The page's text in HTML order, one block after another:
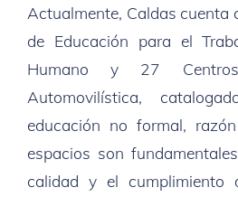
Actualmente, Caldas cuenta
de Educación para el
Humano y 27
Automovilística,
educación no formal,
espacios son
calidad y el cumplimiento